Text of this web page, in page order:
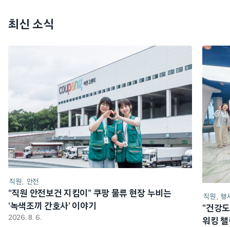
최신 소식
직원 안전
“직원 안전보건 지킴이” 쿠팡 물류 현장 누비는
‘녹색조끼 간호사’ 이야기
2026. 8. 6.
직원 행
“건강
워킹